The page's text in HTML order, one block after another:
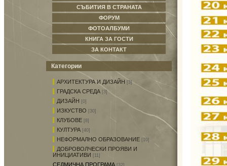
СЪБИТИЯ В СТРАНАТА
ФОРУМ
ФОТОАЛБУМИ
КНИГА ЗА ГОСТИ
ЗА КОНТАКТ
Категории
АРХИТЕКТУРА И ДИЗАЙН [3]
ГРАДСКА СРЕДА [3]
ДИЗАЙН [0]
ИЗКУСТВО [30]
КЛУБОВЕ [8]
КУЛТУРА [40]
НЕФОРМАЛНО ОБРАЗОВАНИЕ [10]
ДОБРОВОЛЧЕСКИ ПРОЯВИ И
ИНИЦИАТИВИ
[11]
СЕДМИЧНА ПРОГРАМА [32]